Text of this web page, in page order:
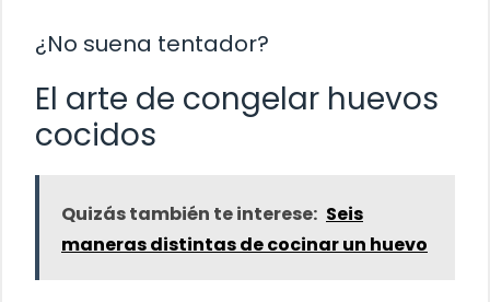
¿No suena tentador?
El arte de congelar huevos
cocidos
Quizás también te interese: Seis
maneras distintas de cocinar un huevo